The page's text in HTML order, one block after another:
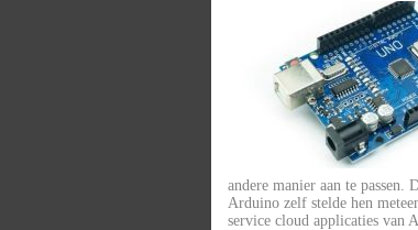
andere manier aan te
Arduino zelf stelde hen
service cloud applicaties van